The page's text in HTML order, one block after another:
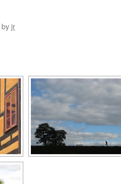
by jr